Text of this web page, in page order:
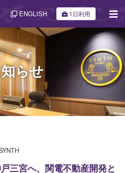
ENGLISH 1日利用
らせ
三宮へ、関電不動産開発と